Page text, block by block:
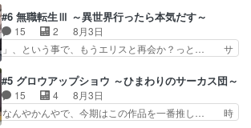
も描かれていて良かった本当… 股に海豚を挟み水
上バスでの会話を反芻…恋… OPEDとも無人バー
ジョンから主人公２人…
ホントスピカが大好きだよね。ツン… 一等級ポテ
ンシャルのアリアちゃん可愛くて… そういや、ア
リアは能力は最上級のくせに、… とうとうアリア
と直接競う場がきたこれまで… 毎度ながらのスピ
マン趣味ダダ漏れで好き… 期末試験が始まろうと
しておりスピカは対策… 能力鑑定胸像タリスマン
氏容姿も評価してし…
#6 無職転生Ⅲ ～異世界行ったら本気だす～
15 2
8月3日
」、という事で、もうエリスと再会か？っと… サ
関係の清算が粛々と進められているサラ… サラと
の関係に対して完全に「昔の女」とし… ルーシー
にデレるルディが完全に親バカで微… サラとは会
ってほしいちゃんとした別れ方し… サラは未練0
#5 グロウアップショウ ～ひまわりのサーカス団～
15 4
8月3日
なんやかんやで、今期はこの作品を一番推し… 時